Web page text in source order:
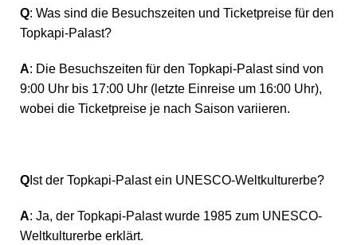
Q: Was sind die Besuchszeiten und Ticketpreise für den
Topkapi-Palast?
A: Die Besuchszeiten für den Topkapi-Palast sind von
9:00 Uhr bis 17:00 Uhr (letzte Einreise um 16:00 Uhr),
wobei die Ticketpreise je nach Saison variieren.
Q Ist der Topkapi-Palast ein UNESCO-Weltkulturerbe?
A: Ja, der Topkapi-Palast wurde 1985 zum UNESCO-
Weltkulturerbe erklärt.